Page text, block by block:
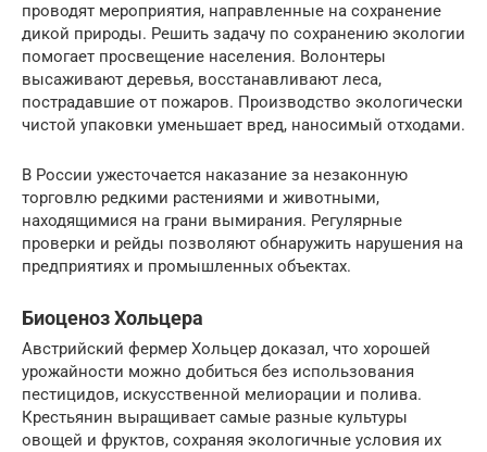
проводят мероприятия, направленные на сохранение
дикой природы. Решить задачу по сохранению экологии
помогает просвещение населения. Волонтеры
высаживают деревья, восстанавливают леса,
пострадавшие от пожаров. Производство экологически
чистой упаковки уменьшает вред, наносимый отходами.
В России ужесточается наказание за незаконную
торговлю редкими растениями и животными,
находящимися на грани вымирания. Регулярные
проверки и рейды позволяют обнаружить нарушения на
предприятиях и промышленных объектах.
Биоценоз Хольцера
Австрийский фермер Хольцер доказал, что хорошей
урожайности можно добиться без использования
пестицидов, искусственной мелиорации и полива.
Крестьянин выращивает самые разные культуры
овощей и фруктов, сохраняя экологичные условия их